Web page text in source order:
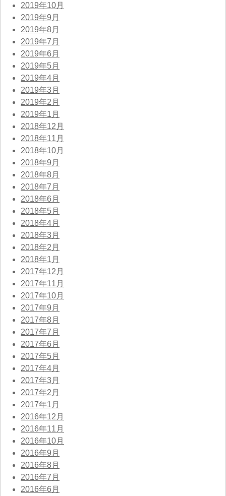
2019年10月
2019年9月
2019年8月
2019年7月
2019年6月
2019年5月
2019年4月
2019年3月
2019年2月
2019年1月
2018年12月
2018年11月
2018年10月
2018年9月
2018年8月
2018年7月
2018年6月
2018年5月
2018年4月
2018年3月
2018年2月
2018年1月
2017年12月
2017年11月
2017年10月
2017年9月
2017年8月
2017年7月
2017年6月
2017年5月
2017年4月
2017年3月
2017年2月
2017年1月
2016年12月
2016年11月
2016年10月
2016年9月
2016年8月
2016年7月
2016年6月